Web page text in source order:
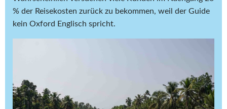
% der Reisekosten zurück zu bekommen, weil der Guide
kein Oxford Englisch spricht.